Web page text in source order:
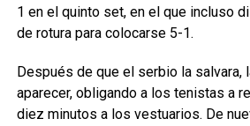
1 en el quinto set, en el que incluso
de rotura para colocarse 5-1.
Después de que el serbio la salvara,
aparecer, obligando a los tenistas a
diez minutos a los vestuarios. De